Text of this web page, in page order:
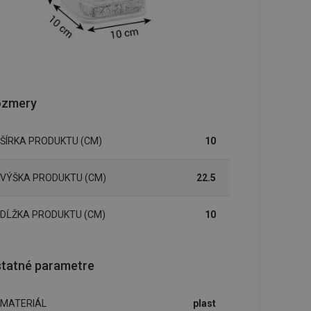
ŠÍRKA PRODUKTU (CM) 10
VÝŠKA PRODUKTU (CM) 22.5
DĹŽKA PRODUKTU (CM) 10
parametre
MATERIÁL plast